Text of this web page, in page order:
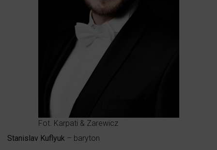
Fot. Karpati & Zarewicz
Stanislav Kuflyuk – baryton